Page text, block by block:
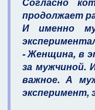
продолжает
И именно
- Женщина, в
за мужчиной.
важное. А
эксперимент,